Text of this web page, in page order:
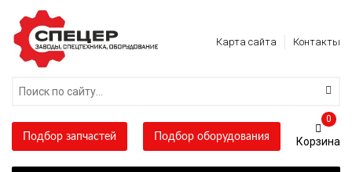
Карта сайта Контакты
Подбор запчастей Подбор оборудования
0